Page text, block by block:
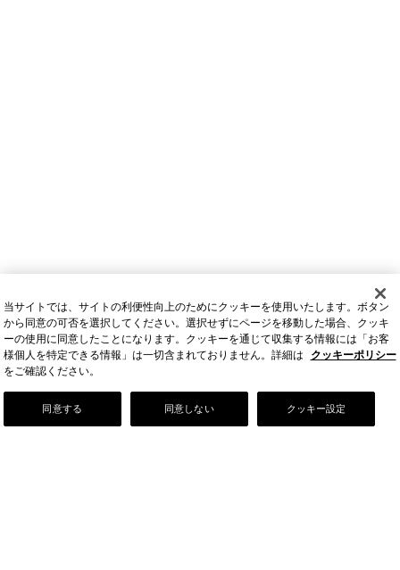
Our Story
当サイトでは、サイトの利便性向上のためにクッキーを使用いたします。ボタン
から同意の可否を選択してください。選択せずにページを移動した場合、クッキ
ーの使用に同意したことになります。クッキーを通じて収集する情報には「お客
様個人を特定できる情報」は一切含まれておりません。詳細は
クッキーポリシー
をご確認ください。
クッキー設定
同意しない
同意する